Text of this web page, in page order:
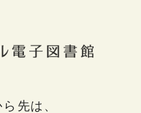
先は、